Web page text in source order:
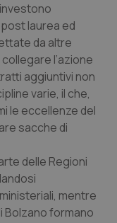
laurea ed
da altre
l’azione
aggiuntivi non
varie, il che,
le eccellenze del
sacche di
delle Regioni
mentre
Bolzano formano